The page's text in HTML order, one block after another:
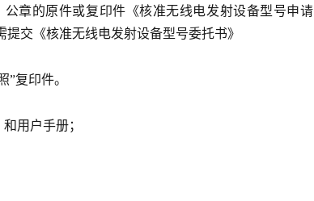
章的原件或复印件《核准无线电发射设备型号申请
交《核准无线电发射设备型号委托书》
复印件。
用户手册；